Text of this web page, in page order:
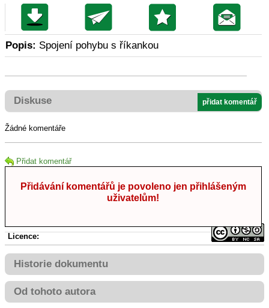
Popis: Spojení pohybu s říkankou
Diskuse přidat komentář
Žádné komentáře
Přidat komentář
Přidávání komentářů je povoleno jen přihlášeným
uživatelům!
Licence:
Historie dokumentu
Od tohoto autora